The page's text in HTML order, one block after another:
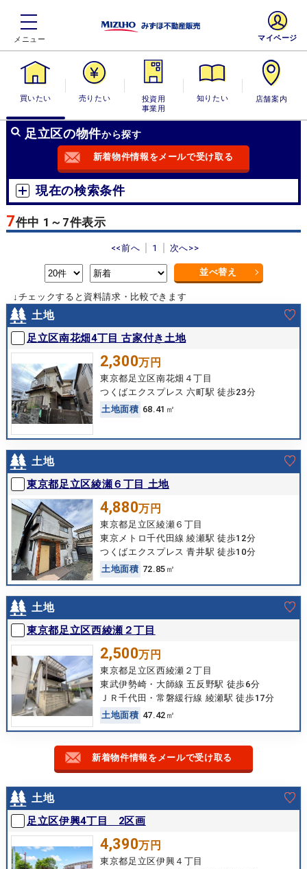
買いたい 売りたい
投資用・事業
用
知りたい 店舗案内
マイページ
足立区の物件から探す
新着物件情報をメールで受け取る
現在の検索条件
7件中 1～7件表示
<<前へ 1 次へ>>
並べ替え
↓チェックすると資料請求・比較できます
土地
足立区南花畑4丁目 古家付き土地
2,300万円
東京都足立区南花畑４丁目
つくばエクスプレス 六町駅 徒歩23分
土地面積 68.41㎡
土地
東京都足立区綾瀬６丁目 土地
4,880万円
東京都足立区綾瀬６丁目
東京メトロ千代田線 綾瀬駅 徒歩12分
つくばエクスプレス 青井駅 徒歩10分
土地面積 72.85㎡
土地
東京都足立区西綾瀬２丁目
2,500万円
東京都足立区西綾瀬２丁目
東武伊勢崎・大師線 五反野駅 徒歩6分
ＪＲ千代田・常磐緩行線 綾瀬駅 徒歩17分
土地面積 47.42㎡
新着物件情報をメールで受け取る
土地
足立区伊興4丁目 2区画
4,390万円
東京都足立区伊興４丁目